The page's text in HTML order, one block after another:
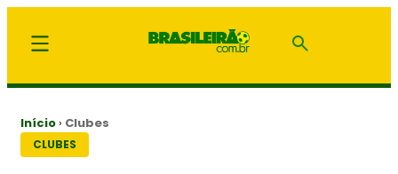
Início › Clubes
CLUBES